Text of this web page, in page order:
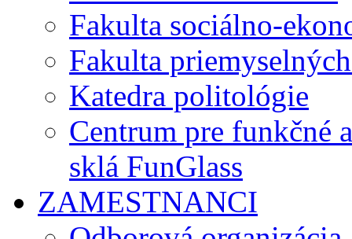
Fakulta sociálno-
Fakulta
Katedra politológie
Centrum pre funkčné
sklá FunGlass
ZAMESTNANCI